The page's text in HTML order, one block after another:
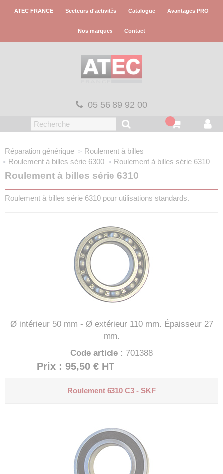
ATEC FRANCE Secteurs d'activités Catalogue Avantages PRO
Nos marques Contact
05 56 89 92 00
Réparation générique
Roulement à billes
Roulement à billes série 6300
Roulement à billes série 6310
Roulement à billes série 6310
Roulement à billes série 6310 pour utilisations standards.
Ø intérieur 50 mm - Ø extérieur 110 mm. Épaisseur 27
mm.
Code article : 701388
Prix : 95,50 € HT
Roulement 6310 C3 - SKF